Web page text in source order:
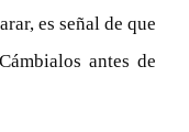
es señal de que
antes de